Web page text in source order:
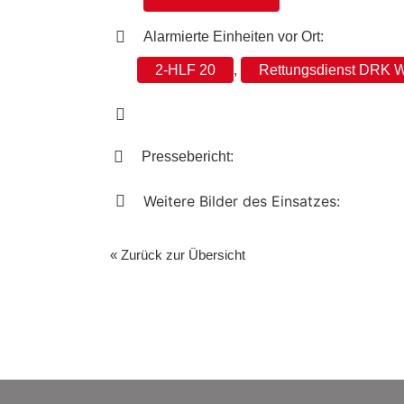
Alarmierte Einheiten vor Ort:
2-HLF 20 , Rettungsdienst DRK
Pressebericht:
Weitere Bilder des Einsatzes:
« Zurück zur Übersicht